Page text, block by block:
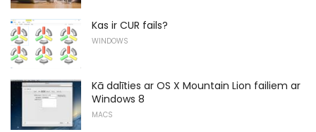
Kas ir CUR fails?
WINDOWS
Kā dalīties ar OS X Mountain Lion failiem ar
Windows 8
MACS